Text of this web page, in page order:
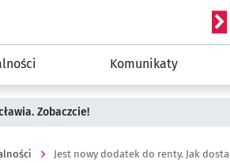
Komunikaty
Zobaczcie!
Jest nowy dodatek do renty. Jak